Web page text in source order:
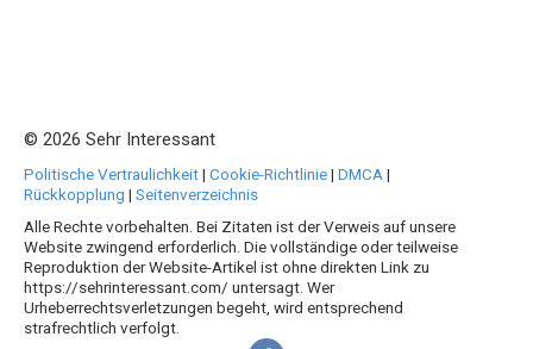
© 2026 Sehr Interessant
Politische Vertraulichkeit| Cookie-Richtlinie| DMCA |
Rückkopplung | Seitenverzeichnis
Alle Rechte vorbehalten. Bei Zitaten ist der Verweis auf unsere
Website zwingend erforderlich. Die vollständige oder teilweise
Reproduktion der Website-Artikel ist ohne direkten Link zu
https://sehrinteressant.com/ untersagt. Wer
Urheberrechtsverletzungen begeht, wird entsprechend
strafrechtlich verfolgt.